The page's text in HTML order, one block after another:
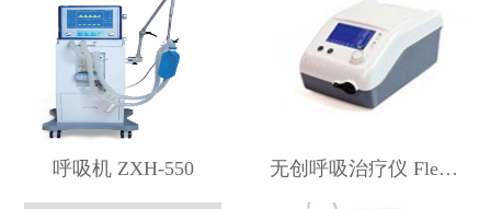
呼吸机 ZXH-550 无创呼吸治疗仪 Flexo ST25H 凯迪泰